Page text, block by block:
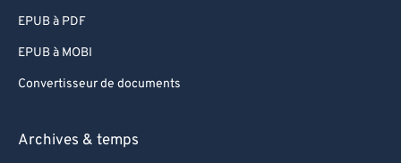
EPUB à PDF
EPUB à MOBI
Convertisseur de documents
Archives & temps